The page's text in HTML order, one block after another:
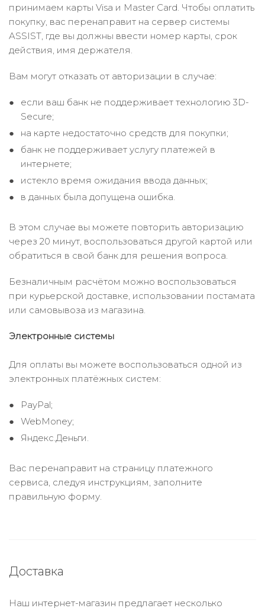
принимаем карты Visa и Master Card. Чтобы оплатить
покупку, вас перенаправит на сервер системы
ASSIST, где вы должны ввести номер карты, срок
действия, имя держателя.
Вам могут отказать от авторизации в случае:
если ваш банк не поддерживает технологию 3D-
Secure;
на карте недостаточно средств для покупки;
банк не поддерживает услугу платежей в
интернете;
истекло время ожидания ввода данных;
в данных была допущена ошибка.
В этом случае вы можете повторить авторизацию
через 20 минут, воспользоваться другой картой или
обратиться в свой банк для решения вопроса.
Безналичным расчётом можно воспользоваться
при курьерской доставке, использовании постамата
или самовывоза из магазина.
Электронные системы
Для оплаты вы можете воспользоваться одной из
электронных платёжных систем:
PayPal;
WebMoney;
Яндекс.Деньги.
Вас перенаправит на страницу платежного
сервиса, следуя инструкциям, заполните
правильную форму.
Доставка
Наш интернет-магазин предлагает несколько